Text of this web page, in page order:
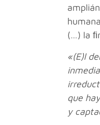
(…) la
«(E)l
que
y